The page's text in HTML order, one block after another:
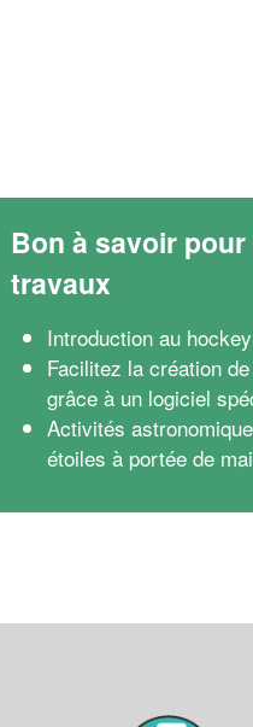
Bon à savoir
travaux
Introduction au
Facilitez la création
grâce à un logiciel
Activités
étoiles à portée de